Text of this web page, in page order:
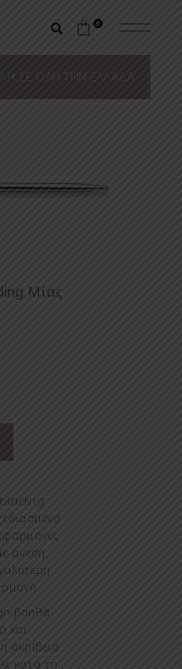
0
ΣΕ ΟΛΗ ΤΗΝ ΕΛΛΑΔΑ
Μίας
άνεση,
βοηθά
και
ακρίβεια
κατά τη